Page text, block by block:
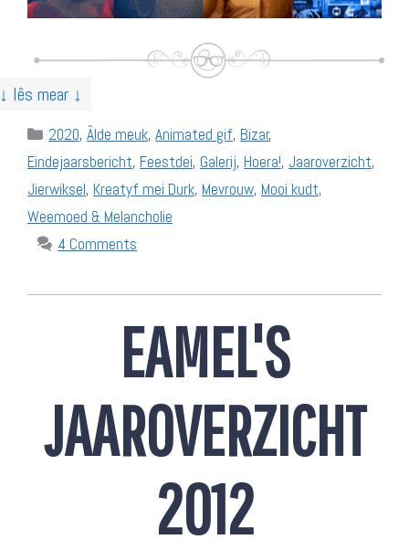
↓ lês mear ↓
Categories
2020,Âlde meuk,Animated gif, Bizar,
Eindejaarsbericht, Feestdei, Galerij, Hoera!, Jaaroverzicht,
Jierwiksel, Kreatyf mei Durk, Mevrouw, Mooi kudt,
Weemoed & Melancholie
4 Comments
EAMEL'S
JAAROVERZICHT
2012